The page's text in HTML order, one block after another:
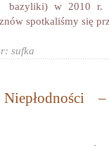
bazyliki) w 2010 r.
spotkaliśmy się
sufka